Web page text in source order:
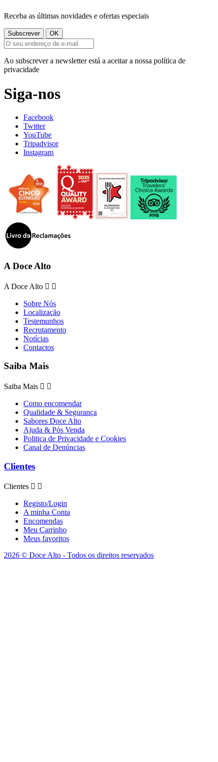
Receba as últimas novidades e ofertas especiais
Ao subscrever a newsletter está a aceitar a nossa política de
privacidade
Siga-nos
Facebook
Twitter
YouTube
Tripadvisor
Instagram
A Doce Alto
A Doce Alto  
Sobre Nós
Localização
Testemunhos
Recrutamento
Notícias
Contactos
Saiba Mais
Saiba Mais  
Como encomendar
Qualidade & Segurança
Sabores Doce Alto
Ajuda & Pós Venda
Politica de Privacidade e Cookies
Canal de Denúncias
Clientes
Clientes  
Registo/Login
A minha Conta
Encomendas
Meu Carrinho
Meus favoritos
2026 © Doce Alto - Todos os direitos reservados